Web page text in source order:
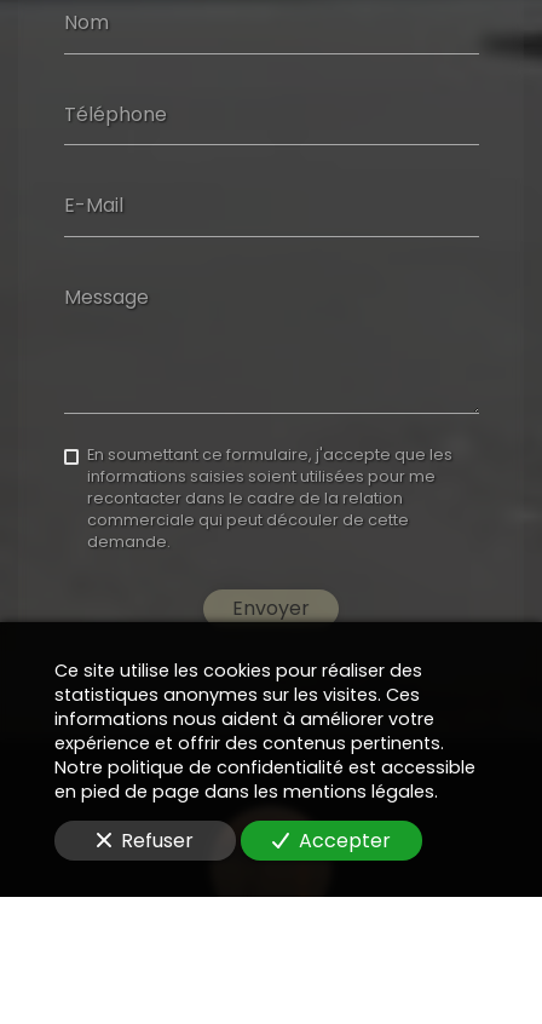
Nom
Téléphone
E-Mail
Message
En soumettant ce formulaire, j'accepte que les
informations saisies soient utilisées pour me
recontacter dans le cadre de la relation
commerciale qui peut découler de cette
demande.
Envoyer
Ce site utilise les cookies pour réaliser des
statistiques anonymes sur les visites. Ces
informations nous aident à améliorer votre
expérience et offrir des contenus pertinents.
Notre politique de confidentialité est accessible
en pied de page dans les mentions légales.
Refuser Accepter